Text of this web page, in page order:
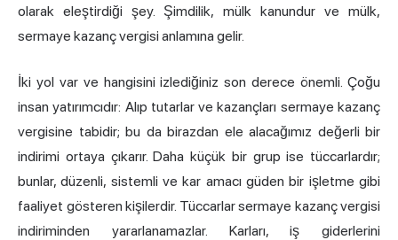
olarak eleştirdiği şey. Şimdilik, mülk kanundur ve mülk,
sermaye kazanç vergisi anlamına gelir.
İki yol var ve hangisini izlediğiniz son derece önemli. Çoğu
insan yatırımcıdır: Alıp tutarlar ve kazançları sermaye kazanç
vergisine tabidir; bu da birazdan ele alacağımız değerli bir
indirimi ortaya çıkarır. Daha küçük bir grup ise tüccarlardır;
bunlar, düzenli, sistemli ve kar amacı güden bir işletme gibi
faaliyet gösteren kişilerdir. Tüccarlar sermaye kazanç vergisi
indiriminden yararlanamazlar. Karları, iş giderlerini